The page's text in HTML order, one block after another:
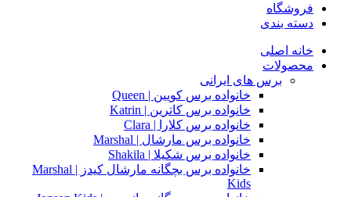
فروشگاه
دسته بندی
خانه اصلی
محصولات
برس های ایرانی
خانواده برس کویین | Queen
خانواده برس کاترین | Katrin
خانواده برس کلارا | Clara
خانواده برس مارشال | Marshal
خانواده برس شکیلا | Shakila
خانواده برس بچگانه مارشال کیدز | Marshal
Kids